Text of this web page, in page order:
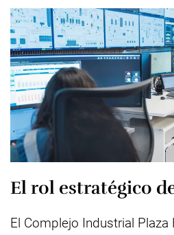
El rol estratégico
El Complejo Industrial